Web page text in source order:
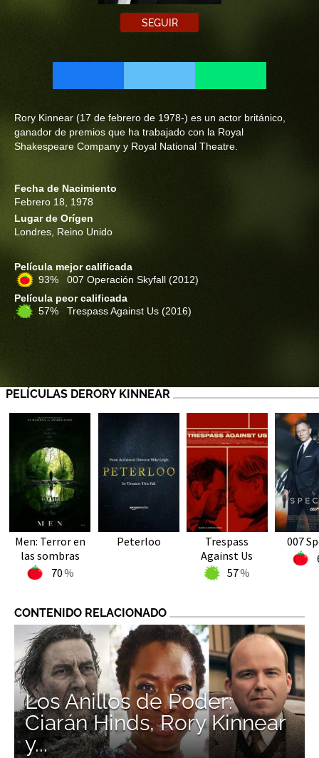
SEGUIR
Rory Kinnear (17 de febrero de 1978-) es un actor británico,
ganador de premios que ha trabajado con la Royal
Shakespeare Company y Royal National Theatre.
Fecha de Nacimiento
Febrero 18, 1978
Lugar de Orígen
Londres, Reino Unido
Película mejor calificada
93% 007 Operación Skyfall (2012)
Película peor calificada
57% Trespass Against Us (2016)
PELÍCULAS DERORY KINNEAR
Men: Terror en
las sombras
70
Peterloo
Trespass
Against Us
57
007
CONTENIDO RELACIONADO
Los Anillos de Poder:
Ciarán Hinds, Rory Kinnear
y...